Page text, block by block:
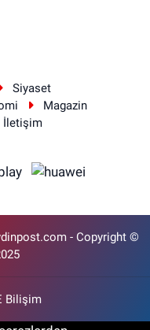
Siyaset
Magazin
İletişim
- Copyright ©
Bilişim